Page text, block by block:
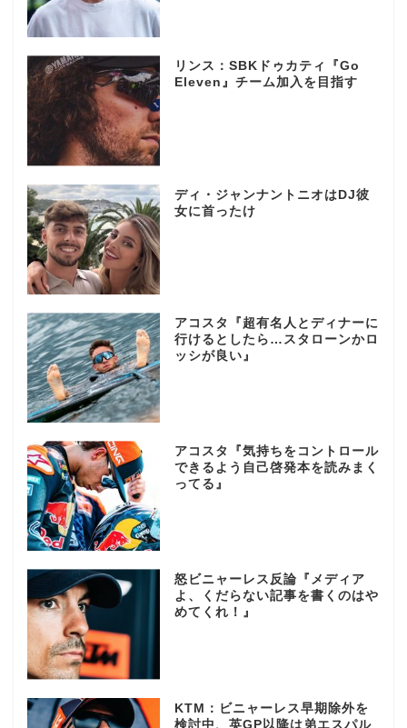
リンス：SBKドゥカティ『Go
Eleven』チーム加入を目指す
ディ・ジャンナントニオはDJ彼
女に首ったけ
アコスタ『超有名人とディナーに
行けるとしたら…スタローンかロ
ッシが良い』
アコスタ『気持ちをコントロール
できるよう自己啓発本を読みまく
ってる』
怒ビニャーレス反論『メディア
よ、くだらない記事を書くのはや
めてくれ！』
KTM：ビニャーレス早期除外を
検討中、英GP以降は弟エスパル